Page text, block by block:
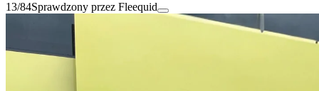
13/84Sprawdzony przez Fleequid